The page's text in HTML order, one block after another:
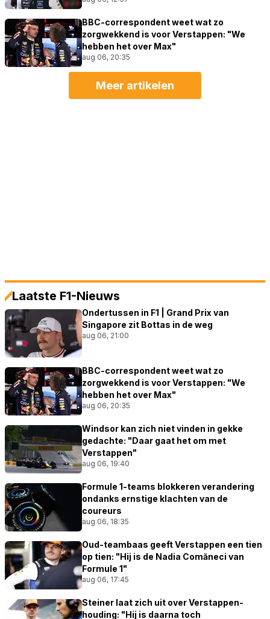
BBC-correspondent weet wat zo
zorgwekkend is voor Verstappen: "We
hebben het over Max"
aug 06, 20:35
Meer artikelen
Laatste F1-Nieuws
Ondertussen in F1 | Grand Prix van
Singapore zit Bottas in de weg
aug 06, 21:00
BBC-correspondent weet wat zo
zorgwekkend is voor Verstappen: "We
hebben het over Max"
aug 06, 20:35
Windsor kan zich niet vinden in gekke
gedachte: "Daar gaat het om met
Verstappen"
aug 06, 19:40
Formule 1-teams blokkeren verandering
ondanks ernstige klachten van de
coureurs
aug 06, 18:35
Oud-teambaas geeft Verstappen een tien
op tien: "Hij is de Nadia Comăneci van
Formule 1"
aug 06, 17:45
Steiner laat zich uit over Verstappen-
houding: "Hij is daarna toch